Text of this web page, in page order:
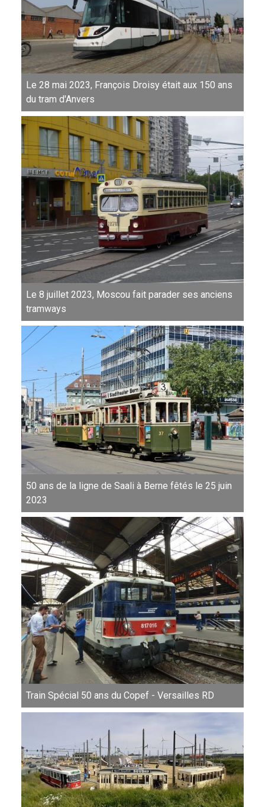
Le 28 mai 2023, François Droisy était aux 150 ans
du tram d'Anvers
Le 8 juillet 2023, Moscou fait parader ses anciens
tramways
50 ans de la ligne de Saali à Berne fêtés le 25 juin
2023
Train Spécial 50 ans du Copef - Versailles RD